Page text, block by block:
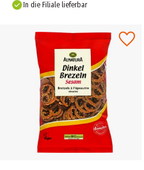
In die Filiale lieferbar